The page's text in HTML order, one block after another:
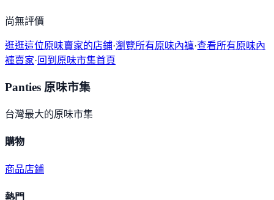
尚無評價
逛逛這位原味賣家的店鋪·瀏覽所有原味內褲·查看所有原味內
褲賣家·回到原味市集首頁
Panties 原味市集
台灣最大的原味市集
購物
商品店鋪
熱門